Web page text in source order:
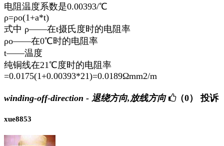
电阻温度系数是0.00393/℃
ρ=ρo(1+a*t)
式中 ρ——在t摄氏度时的电阻率
ρo——在0℃时的电阻率
t——温度
纯铜线在21℃度时的电阻率
=0.0175(1+0.00393*21)=0.0189Ωmm2/m
winding-off-direction - 退绕方向,放线方向 （0） 投诉
xue8853